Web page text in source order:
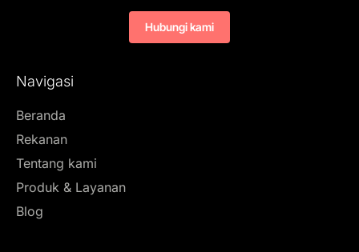
Navigasi
Beranda
Rekanan
Tentang kami
Produk & Layanan
Blog
Hubungi kami